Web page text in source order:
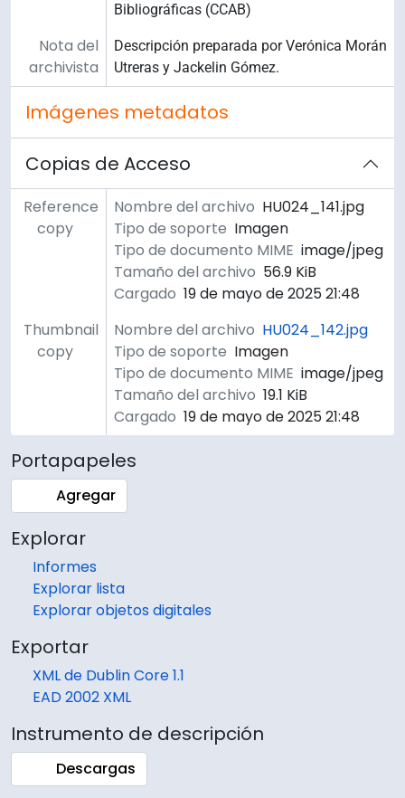
Bibliográficas (CCAB)
Nota del
archivista
Descripción preparada por Verónica Morán
Utreras y Jackelin Gómez.
Imágenes metadatos
Copias de Acceso
Reference
copy
Nombre del archivo HU024_141.jpg
Tipo de soporte Imagen
Tipo de documento MIME image/jpeg
Tamaño del archivo 56.9 KiB
Cargado 19 de mayo de 2025 21:48
Thumbnail
copy
Nombre del archivo HU024_142.jpg
Tipo de soporte Imagen
Tipo de documento MIME image/jpeg
Tamaño del archivo 19.1 KiB
Cargado 19 de mayo de 2025 21:48
Portapapeles
Agregar
Explorar
Informes
Explorar lista
Explorar objetos digitales
Exportar
XML de Dublin Core 1.1
EAD 2002 XML
Instrumento de descripción
Descargas